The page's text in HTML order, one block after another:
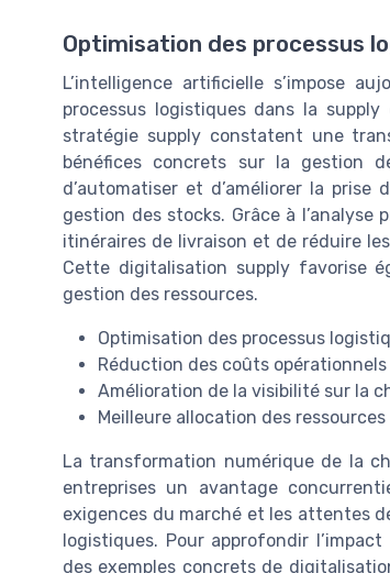
Optimisation des processus
L’intelligence artificielle s’impose
processus logistiques dans la
stratégie supply constatent une
bénéfices concrets sur la gestion
d’automatiser et d’améliorer la prise
gestion des stocks. Grâce à l’analyse
itinéraires de livraison et de réduire
Cette digitalisation supply favorise
gestion des ressources.
Optimisation des processus
Réduction des coûts
Amélioration de la visibilité sur la
Meilleure allocation des
La transformation numérique de la
entreprises un avantage
exigences du marché et les attentes
logistiques. Pour approfondir
des exemples concrets de